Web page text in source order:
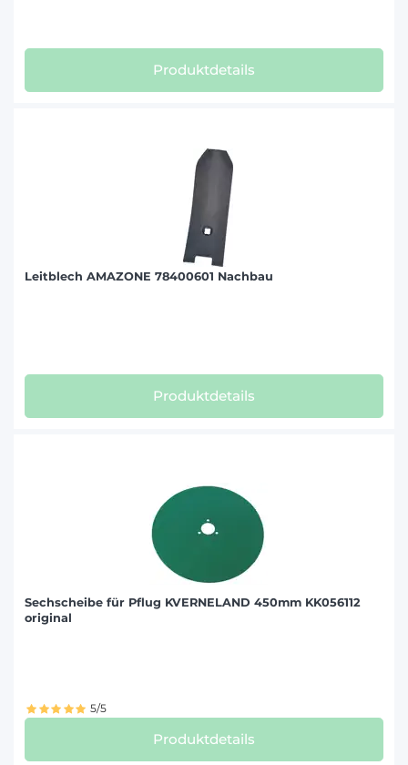
Produktdetails
Leitblech AMAZONE 78400601 Nachbau
Produktdetails
Sechscheibe für Pflug KVERNELAND 450mm KK056112
original
5/5
Produktdetails